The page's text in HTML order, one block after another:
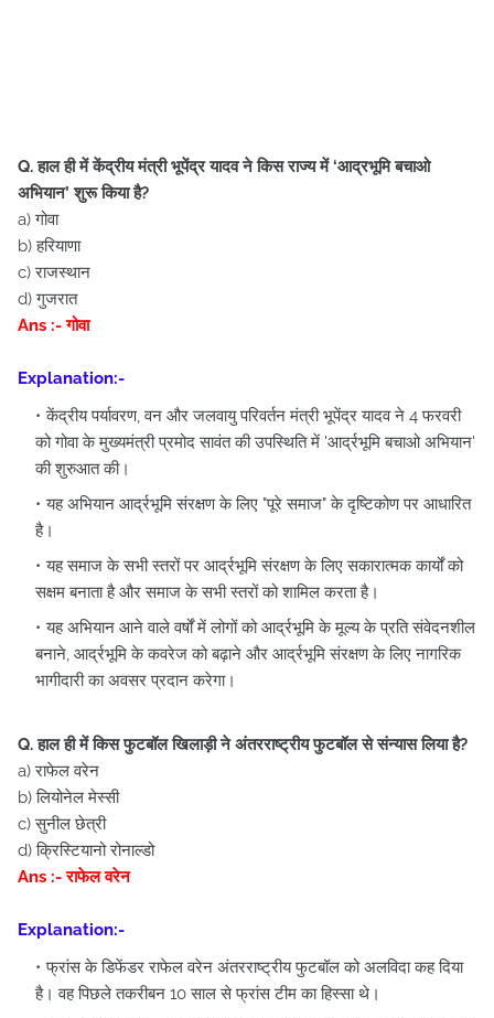
Q. हाल ही में केंद्रीय मंत्री भूपेंद्र यादव ने किस राज्य में ‘आद्रभूमि बचाओ
अभियान’ शुरू किया है?
a) गोवा
b) हरियाणा
c) राजस्थान
d) गुजरात
Ans :- गोवा
Explanation:-
केंद्रीय पर्यावरण, वन और जलवायु परिवर्तन मंत्री भूपेंद्र यादव ने 4 फरवरी
को गोवा के मुख्यमंत्री प्रमोद सावंत की उपस्थिति में 'आर्द्रभूमि बचाओ अभियान'
की शुरुआत की।
यह अभियान आर्द्रभूमि संरक्षण के लिए "पूरे समाज" के दृष्टिकोण पर आधारित
है।
यह समाज के सभी स्तरों पर आर्द्रभूमि संरक्षण के लिए सकारात्मक कार्यों को
सक्षम बनाता है और समाज के सभी स्तरों को शामिल करता है।
यह अभियान आने वाले वर्षों में लोगों को आर्द्रभूमि के मूल्य के प्रति संवेदनशील
बनाने, आर्द्रभूमि के कवरेज को बढ़ाने और आर्द्रभूमि संरक्षण के लिए नागरिक
भागीदारी का अवसर प्रदान करेगा।
Q. हाल ही में किस फुटबॉल खिलाड़ी ने अंतरराष्ट्रीय फुटबॉल से संन्यास लिया है?
a) राफेल वरेन
b) लियोनेल मेस्सी
c) सुनील छेत्री
d) क्रिस्टियानो रोनाल्डो
Ans :- राफेल वरेन
Explanation:-
फ्रांस के डिफेंडर राफेल वरेन अंतरराष्ट्रीय फुटबॉल को अलविदा कह दिया
है। वह पिछले तकरीबन 10 साल से फ्रांस टीम का हिस्सा थे।